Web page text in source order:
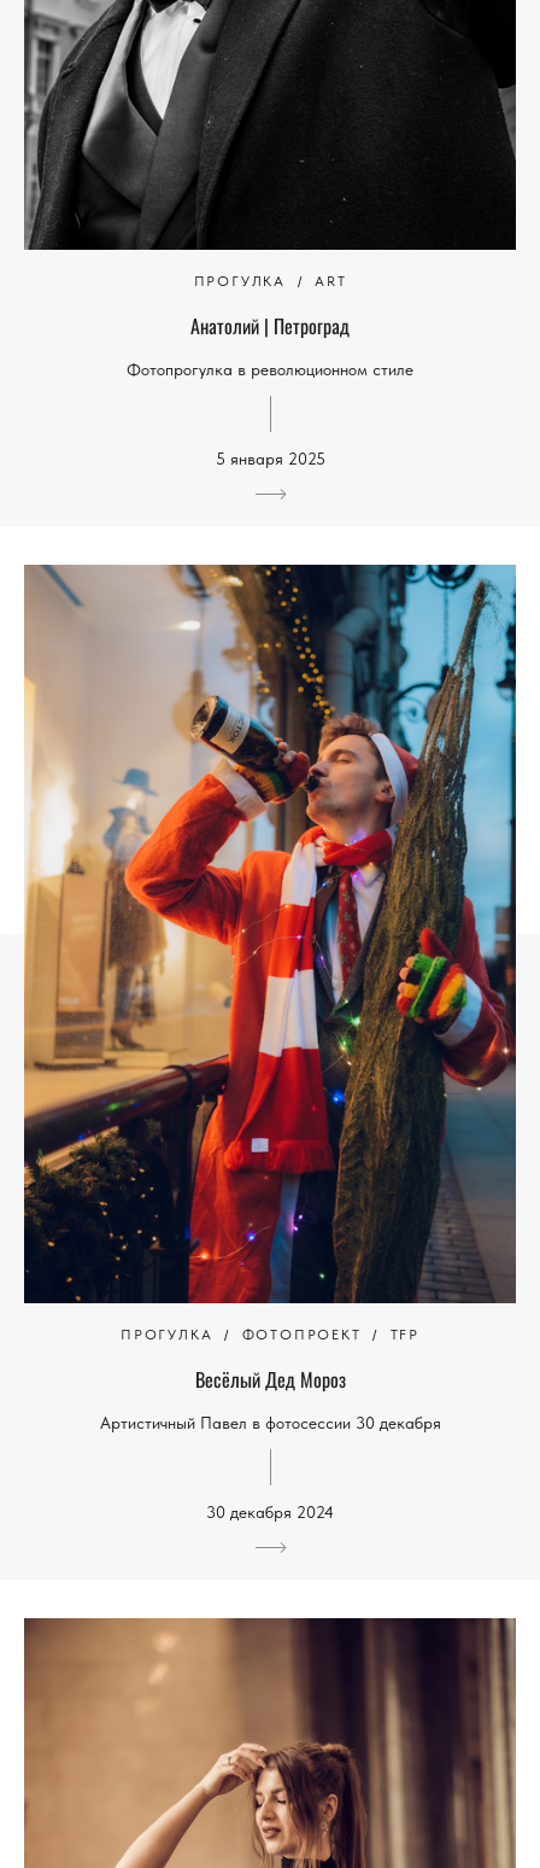
ПРОГУЛКА ART
Анатолий | Петроград
Фотопрогулка в революционном стиле
5 января 2025
ПРОГУЛКА ФОТОПРОЕКТ TFP
Весёлый Дед Мороз
Артистичный Павел в фотосессии 30 декабря
30 декабря 2024